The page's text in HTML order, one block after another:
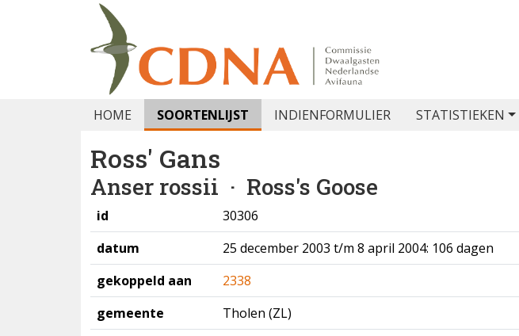
HOME SOORTENLIJST INDIENFORMULIER STATISTIEKEN
Ross' Gans
Anser rossii · Ross's Goose
id
30306
datum
25 december 2003 t/m 8 april 2004: 106 dagen
gekoppeld aan
2338
gemeente
Tholen (ZL)